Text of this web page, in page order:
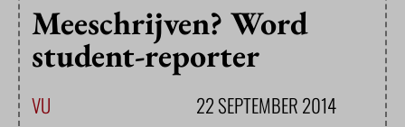
Meeschrijven? Word
student-reporter
VU 22 SEPTEMBER 2014